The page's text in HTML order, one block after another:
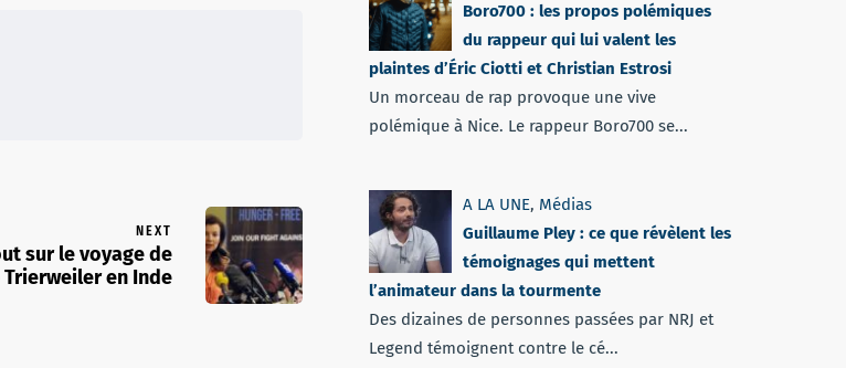
NEXT
sur le voyage de
Trierweiler en Inde
Boro700 : les propos polémiques
du rappeur qui lui valent les
plaintes d’Éric Ciotti et Christian Estrosi
Un morceau de rap provoque une vive
polémique à Nice. Le rappeur Boro700 se...
A LA UNE, Médias
Guillaume Pley : ce que révèlent les
témoignages qui mettent
l’animateur dans la tourmente
Des dizaines de personnes passées par NRJ et
Legend témoignent contre le cé...